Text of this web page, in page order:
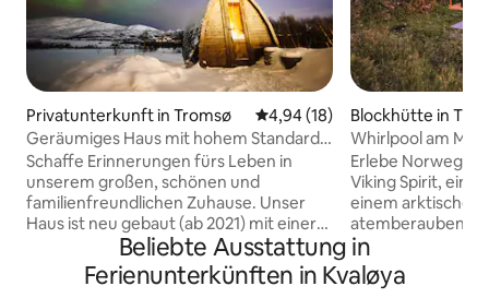
Privatunterkunft in Tromsø Durchschnittliche Bewertung:
4,94 (18)
Geräumiges Haus mit hohem Standard
und schöner Umgebung
Schaffe Erinnerungen fürs Leben in
unserem großen, schönen und
familienfreundlichen Zuhause. Unser
Haus ist neu gebaut (ab 2021) mit einer
großen Küche und einem Wohnzimmer
und einem gleichbleibend hohen
Standard. Hier hast du 4 Schlafzimmer, 2
Blockhütte in
Whirlpool am
Aussicht auf den
Erlebe
Viking Spirit,
einem arktischen
Weitläufige
Fenster, die sich
die Nordlichter eignen.
Beliebte Ausstattung in
Ferienunterkünften in Kvaløya